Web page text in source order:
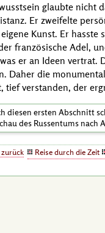
glaubte nicht
Er zweifelte
Kunst. Er
französische Adel,
er an Ideen vertrat.
Daher die
tief verstanden, der
diesen ersten Abschnitt
des Russentums
zurück Reise durch die Zeit